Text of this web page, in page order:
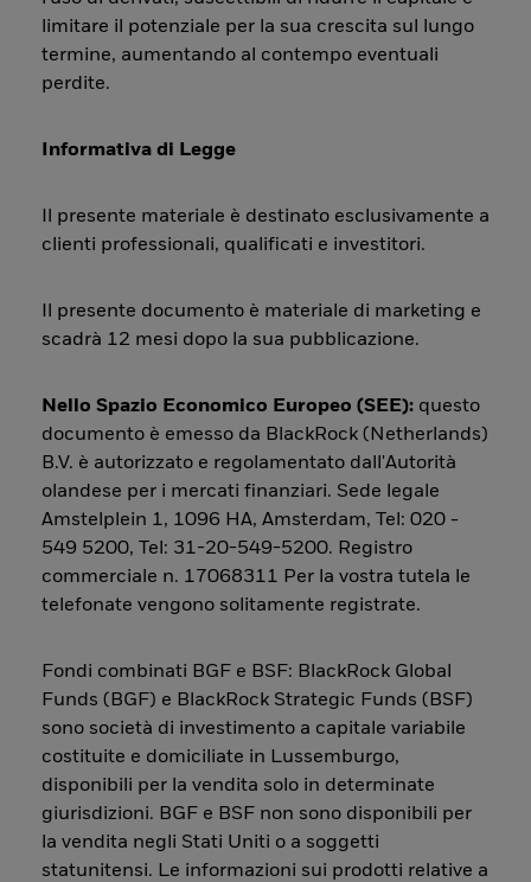
limitare il potenziale per la sua crescita sul lungo
termine, aumentando al contempo eventuali
perdite.
Informativa di Legge
Il presente materiale è destinato esclusivamente a
clienti professionali, qualificati e investitori.
Il presente documento è materiale di marketing e
scadrà 12 mesi dopo la sua pubblicazione.
Nello Spazio Economico Europeo (SEE): questo
documento è emesso da BlackRock (Netherlands)
B.V. è autorizzato e regolamentato dall'Autorità
olandese per i mercati finanziari. Sede legale
Amstelplein 1, 1096 HA, Amsterdam, Tel: 020 -
549 5200, Tel: 31-20-549-5200. Registro
commerciale n. 17068311 Per la vostra tutela le
telefonate vengono solitamente registrate.
Fondi combinati BGF e BSF: BlackRock Global
Funds (BGF) e BlackRock Strategic Funds (BSF)
sono società di investimento a capitale variabile
costituite e domiciliate in Lussemburgo,
disponibili per la vendita solo in determinate
giurisdizioni. BGF e BSF non sono disponibili per
la vendita negli Stati Uniti o a soggetti
statunitensi. Le informazioni sui prodotti relative a